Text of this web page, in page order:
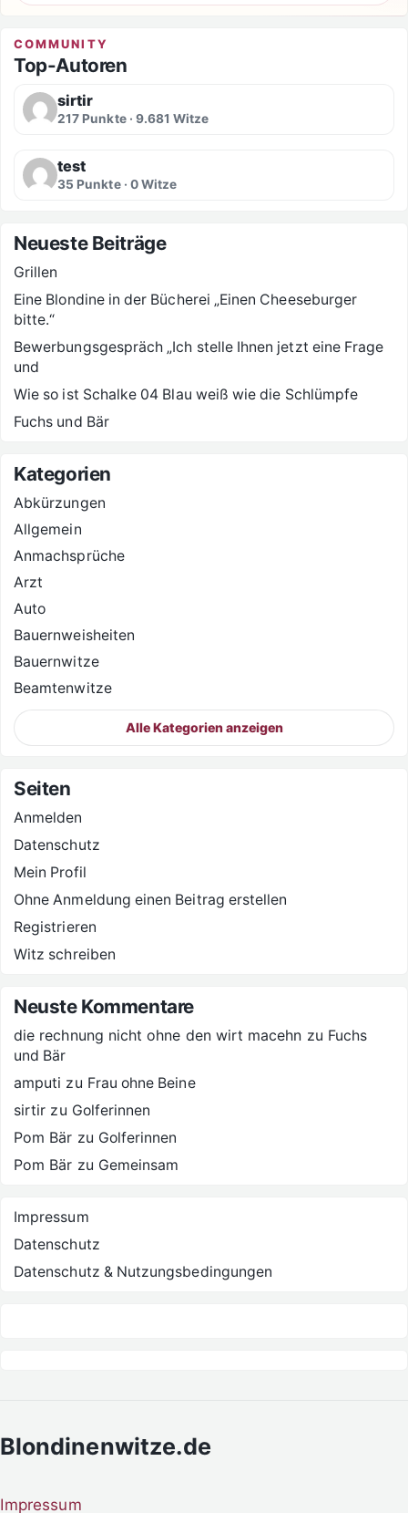
COMMUNITY
Top-Autoren
sirtir
217 Punkte · 9.681 Witze
test
35 Punkte · 0 Witze
Neueste Beiträge
Grillen
Eine Blondine in der Bücherei „Einen Cheeseburger
bitte.“
Bewerbungsgespräch „Ich stelle Ihnen jetzt eine Frage
und
Wie so ist Schalke 04 Blau weiß wie die Schlümpfe
Fuchs und Bär
Kategorien
Abkürzungen
Allgemein
Anmachsprüche
Arzt
Auto
Bauernweisheiten
Bauernwitze
Beamtenwitze
Alle Kategorien anzeigen
Seiten
Anmelden
Datenschutz
Mein Profil
Ohne Anmeldung einen Beitrag erstellen
Registrieren
Witz schreiben
Neuste Kommentare
die rechnung nicht ohne den wirt macehn zu Fuchs
und Bär
amputi zu Frau ohne Beine
sirtir zu Golferinnen
Pom Bär zu Golferinnen
Pom Bär zu Gemeinsam
Impressum
Datenschutz
Datenschutz & Nutzungsbedingungen
Blondinenwitze.de
Impressum